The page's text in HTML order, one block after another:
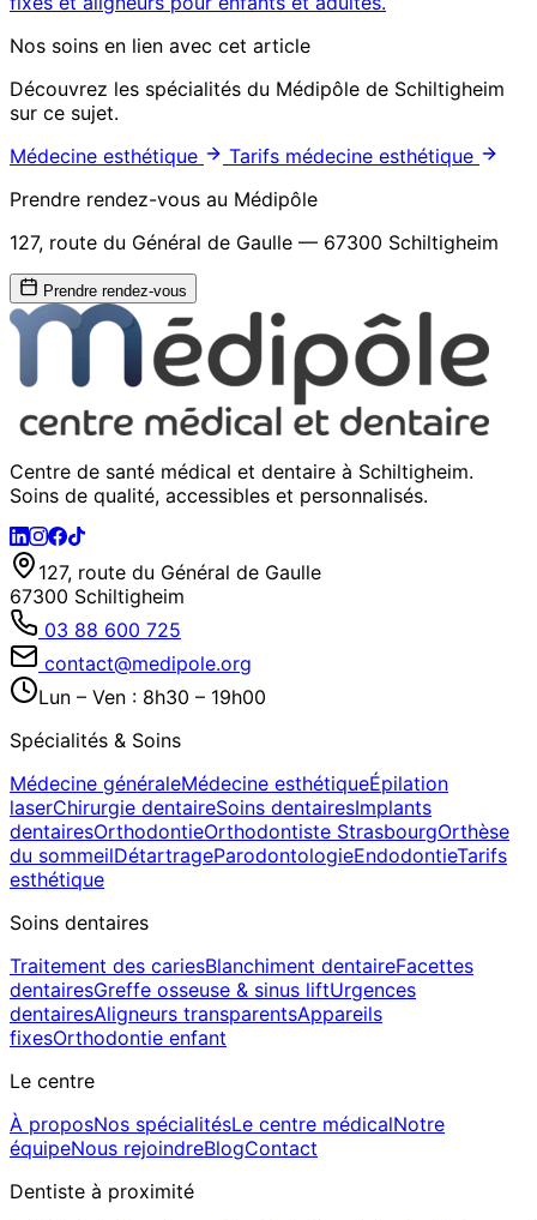
Nos soins en lien avec cet article
Découvrez les spécialités du Médipôle de Schiltigheim
sur ce sujet.
Médecine esthétique
Tarifs médecine esthétique
Prendre rendez-vous au Médipôle
127, route du Général de Gaulle — 67300 Schiltigheim
Prendre rendez-vous
Centre de santé médical et dentaire à Schiltigheim.
Soins de qualité, accessibles et personnalisés.
127, route du Général de Gaulle
67300 Schiltigheim
03 88 600 725
contact@medipole.org
Lun – Ven : 8h30 – 19h00
Spécialités & Soins
Médecine généraleMédecine esthétiqueÉpilation
laserChirurgie dentaireSoins dentairesImplants
dentairesOrthodontieOrthodontiste StrasbourgOrthèse
du sommeilDétartrageParodontologieEndodontieTarifs
esthétique
Soins dentaires
Traitement des cariesBlanchiment dentaireFacettes
dentairesGreffe osseuse & sinus liftUrgences
dentairesAligneurs transparentsAppareils
fixesOrthodontie enfant
Le centre
À proposNos spécialitésLe centre médicalNotre
équipeNous rejoindreBlogContact
Dentiste à proximité